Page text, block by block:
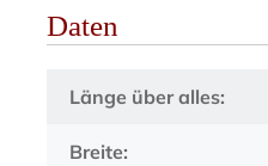
Daten
Länge über alles:
Breite: